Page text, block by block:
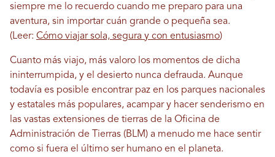
siempre me lo recuerdo cuando me preparo para una
aventura, sin importar cuán grande o pequeña sea.
(Leer: Cómo viajar sola, segura y con entusiasmo)
Cuanto más viajo, más valoro los momentos de dicha
ininterrumpida, y el desierto nunca defrauda. Aunque
todavía es posible encontrar paz en los parques nacionales
y estatales más populares, acampar y hacer senderismo en
las vastas extensiones de tierras de la Oficina de
Administración de Tierras (BLM) a menudo me hace sentir
como si fuera el último ser humano en el planeta.